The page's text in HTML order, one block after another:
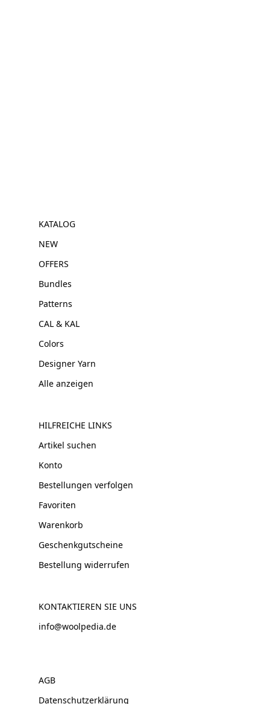
KATALOG
NEW
OFFERS
Bundles
Patterns
CAL & KAL
Colors
Designer Yarn
Alle anzeigen
HILFREICHE LINKS
Artikel suchen
Konto
Bestellungen verfolgen
Favoriten
Warenkorb
Geschenkgutscheine
Bestellung widerrufen
KONTAKTIEREN SIE UNS
info@woolpedia.de
AGB
Datenschutzerklärung